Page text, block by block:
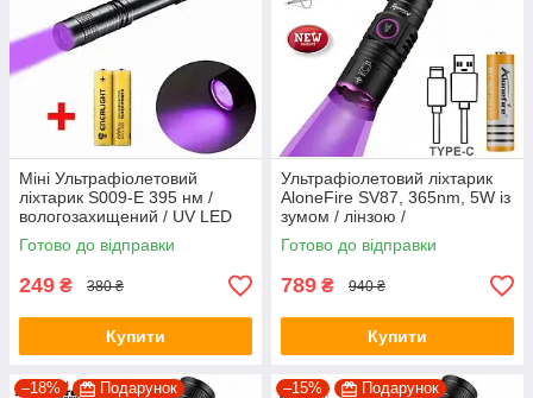
Міні Ультрафіолетовий
ліхтарик S009-E 395 нм /
вологозахищений / UV LED
395 нм / плюс 2 батареї ААА
Готово до відправки
249 ₴ 380 ₴
Купити
Ультрафіолетовий ліхтарик
AloneFire SV87, 365nm, 5W із
зумом / лінзою /
акумулятором 18650 та
кабелем T-C
Готово до відправки
789 ₴ 940 ₴
Купити
–18% Подарунок –15% Подарунок